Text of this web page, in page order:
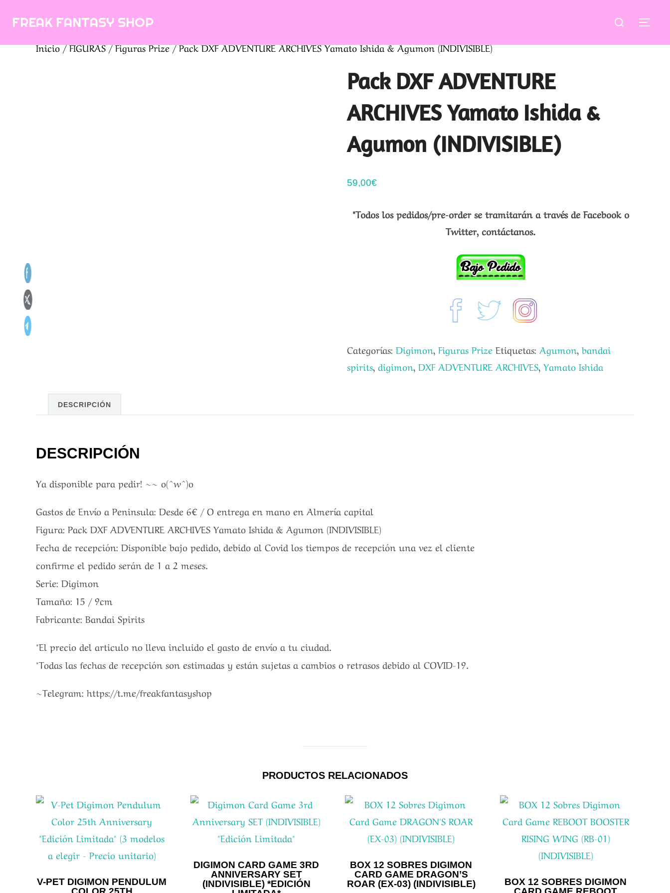
contenido
FREAK FANTASY SHOP Buscar:
Inicio/FIGURAS/Figuras Prize/ Pack DXF ADVENTURE ARCHIVES Yamato Ishida & Agumon (INDIVISIBLE)
Pack DXF ADVENTURE
ARCHIVES Yamato Ishida &
Agumon (INDIVISIBLE)
59,00€
*Todos los pedidos/pre-order se tramitarán a través de Facebook o
Twitter, contáctanos.
Categorías: Digimon, Figuras Prize Etiquetas: Agumon,bandai
spirits, digimon, DXF ADVENTURE ARCHIVES, Yamato Ishida
DESCRIPCIÓN
DESCRIPCIÓN
Ya disponible para pedir! ~~ o(^w^)o
Gastos de Envío a Peninsula: Desde 6€ / O entrega en mano en Almería capital
Figura: Pack DXF ADVENTURE ARCHIVES Yamato Ishida & Agumon (INDIVISIBLE)
Fecha de recepción: Disponible bajo pedido, debido al Covid los tiempos de recepción una vez el cliente
confirme el pedido serán de 1 a 2 meses.
Serie: Digimon
Tamaño: 15 / 9cm
Fabricante: Bandai Spirits
*El precio del articulo no lleva incluido el gasto de envío a tu ciudad.
*Todas las fechas de recepción son estimadas y están sujetas a cambios o retrasos debido al COVID-19.
~Telegram: https://t.me/freakfantasyshop
PRODUCTOS RELACIONADOS
V-PET DIGIMON PENDULUM
DIGIMON CARD GAME 3RD
ANNIVERSARY SET
(INDIVISIBLE) *EDICIÓN
BOX 12 SOBRES DIGIMON
CARD GAME DRAGON’S
ROAR (EX-03) (INDIVISIBLE)
BOX 12 SOBRES DIGIMON